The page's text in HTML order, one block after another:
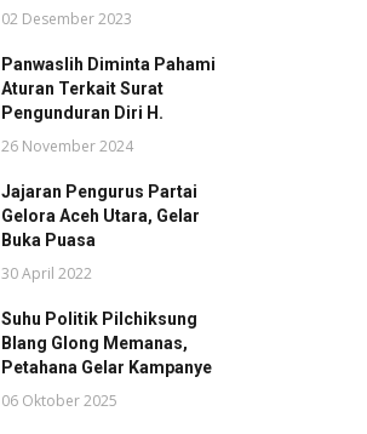
02 Desember 2023
Panwaslih Diminta Pahami
Aturan Terkait Surat
Pengunduran Diri H.
26 November 2024
Jajaran Pengurus Partai
Gelora Aceh Utara, Gelar
Buka Puasa
30 April 2022
Suhu Politik Pilchiksung
Blang Glong Memanas,
Petahana Gelar Kampanye
06 Oktober 2025